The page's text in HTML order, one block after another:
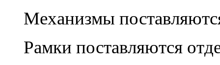
Механизмы
Рамки поставляются